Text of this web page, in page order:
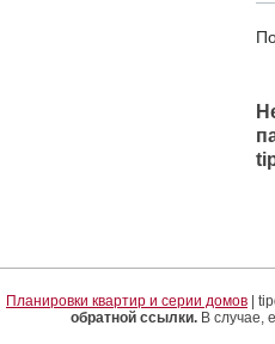
Планировки квартир и серии домов |
обратной ссылки.В случае,